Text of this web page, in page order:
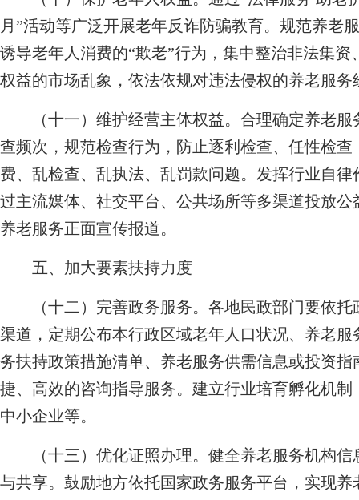
月”活动等广泛开展老年反诈防骗教育。规范养老
诱导老年人消费的“欺老”行为，集中整治非法集
权益的市场乱象，依法依规对违法侵权的养老服
（十一）维护经营主体权益。 合理确定养老服
查频次，规范检查行为，防止逐利检查、任性检
费、乱检查、乱执法、乱罚款问题。发挥行业自
过主流媒体、社交平台、公共场所等多渠道投放
养老服务正面宣传报道。
五、加大要素扶持力度
（十二）完善政务服务。 各地民政部门要依托
渠道，定期公布本行政区域老年人口状况、养老
务扶持政策措施清单、养老服务供需信息或投资
捷、高效的咨询指导服务。建立行业培育孵化机
中小企业等。
（十三）优化证照办理。 健全养老服务机构信
与共享。鼓励地方依托国家政务服务平台，实现